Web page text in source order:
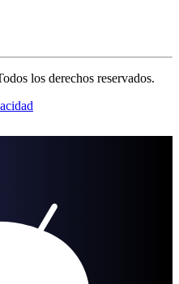
los derechos reservados.